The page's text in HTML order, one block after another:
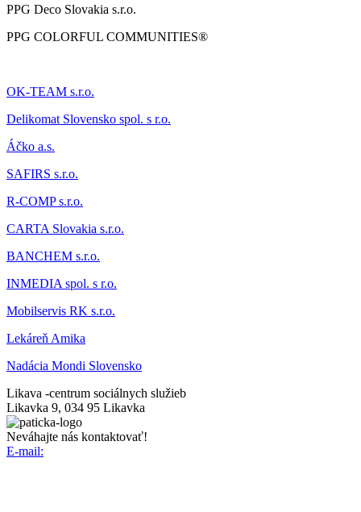
PPG Deco Slovakia s.r.o.
PPG COLORFUL COMMUNITIES®
OK-TEAM s.r.o.
Delikomat Slovensko spol. s r.o.
Áčko a.s.
SAFIRS s.r.o.
R-COMP s.r.o.
CARTA Slovakia s.r.o.
BANCHEM s.r.o.
INMEDIA spol. s r.o.
Mobilservis RK s.r.o.
Lekáreň Amika
Nadácia Mondi Slovensko
Likava -centrum sociálnych služieb
Likavka 9, 034 95 Likavka
Neváhajte nás kontaktovať!
E-mail: